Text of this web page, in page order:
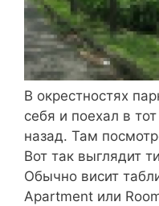
В окрестностях
себя и поехал в
назад. Там
Вот так выглядит
Обычно висит
Apartment или